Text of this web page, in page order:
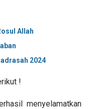
Allah
2024
!
menyelamatkan